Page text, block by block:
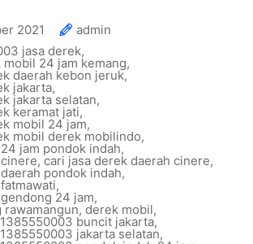
2021
admin
jasa derek,
24 jam kemang,
daerah kebon jeruk,
jakarta,
jakarta selatan,
keramat jati,
mobil 24 jam,
mobil derek mobilindo,
jam pondok indah,
, cari jasa derek daerah cinere,
pondok indah,
,
24 jam,
, derek mobil,
buncit jakarta,
jakarta selatan,